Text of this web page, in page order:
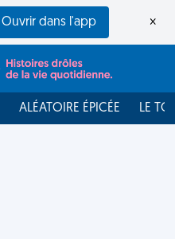
Ouvrir dans l'app ×
ALÉATOIRE ÉPICÉE LE